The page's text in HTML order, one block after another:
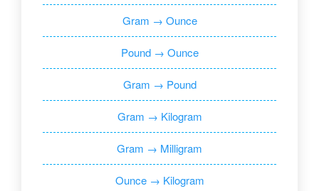
Gram → Ounce
Pound → Ounce
Gram → Pound
Gram → Kilogram
Gram → Milligram
Ounce → Kilogram